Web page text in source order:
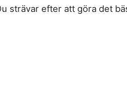
strävar efter att göra det